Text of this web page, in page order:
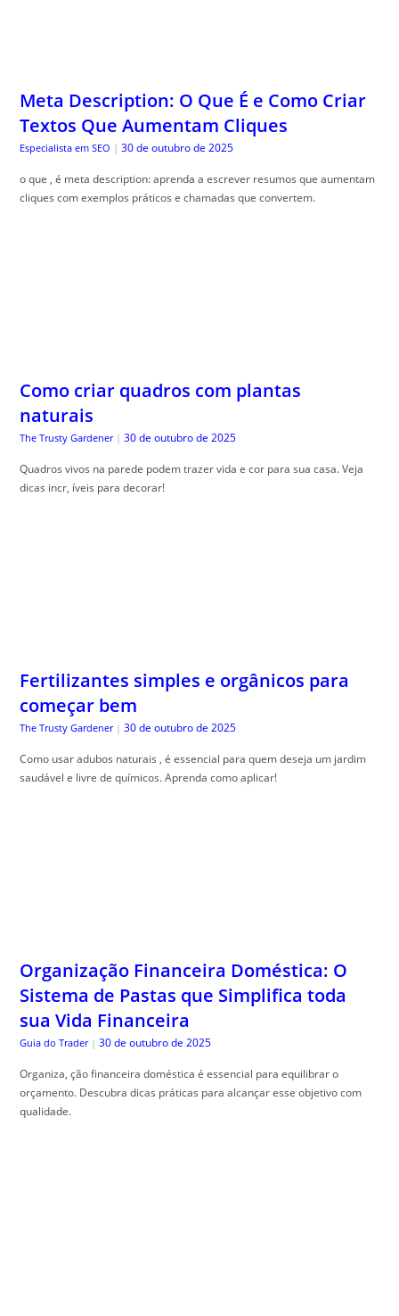
Meta Description: O Que É e Como Criar
Textos Que Aumentam Cliques
Especialista em SEO | 30 de outubro de 2025
o que , é meta description: aprenda a escrever resumos que aumentam
cliques com exemplos práticos e chamadas que convertem.
Como criar quadros com plantas
naturais
The Trusty Gardener | 30 de outubro de 2025
Quadros vivos na parede podem trazer vida e cor para sua casa. Veja
dicas incr, íveis para decorar!
Fertilizantes simples e orgânicos para
começar bem
The Trusty Gardener | 30 de outubro de 2025
Como usar adubos naturais , é essencial para quem deseja um jardim
saudável e livre de químicos. Aprenda como aplicar!
Organização Financeira Doméstica: O
Sistema de Pastas que Simplifica toda
sua Vida Financeira
Guia do Trader | 30 de outubro de 2025
Organiza, ção financeira doméstica é essencial para equilibrar o
orçamento. Descubra dicas práticas para alcançar esse objetivo com
qualidade.